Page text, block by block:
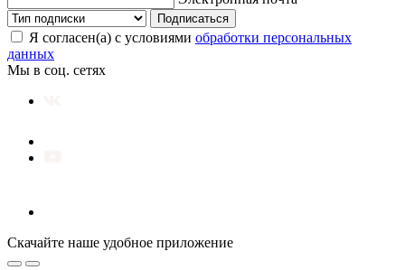
Подписаться
Я согласен(а) с условиями обработки персональных
данных
Мы в соц. сетях
Скачайте наше удобное приложение